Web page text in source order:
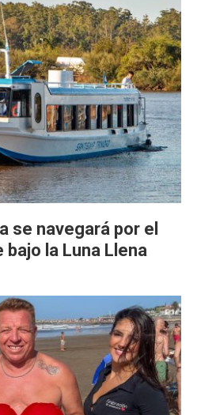
se navegará por el
bajo la Luna Llena